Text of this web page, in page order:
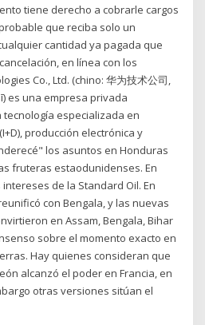
tiene derecho a cobrarle cargos
que reciba solo un
cantidad ya pagada que
en línea con los
Co., Ltd. (chino: 华为技术公司,
es una empresa privada
especializada en
producción electrónica y
los asuntos en Honduras
fruteras estaodunidenses. En
de la Standard Oil. En
con Bengala, y las nuevas
en Assam, Bengala, Bihar
sobre el momento exacto en
Hay quienes consideran que
alcanzó el poder en Francia, en
otras versiones sitúan el